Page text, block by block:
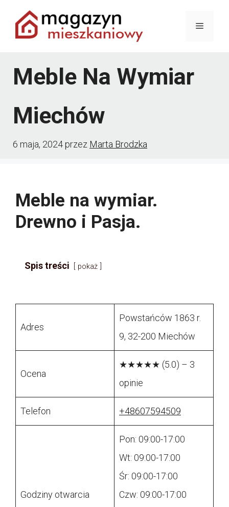
Przejdź
Menu
Meble Na Wymiar
Miechów
6 maja, 2024przez Marta Brodzka
Meble na wymiar.
Drewno i Pasja.
Spis treści pokaż
Adres
Powstańców 1863 r.
9, 32-200 Miechów
Ocena
★★★★★ (5.0) – 3
opinie
Telefon +48607594509
Godziny otwarcia
Pon: 09:00-17:00
Wt: 09:00-17:00
Śr: 09:00-17:00
Czw: 09:00-17:00